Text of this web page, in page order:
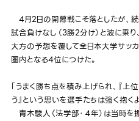
4月2日の開幕戦こそ落としたが、
試合負けなし（3勝2分け）と波に乗
大方の予想を覆して全日本大学サッ
圏内となる4位につけた。
「うまく勝ち点を積み上げられ、『上
う』という思いを選手たちは強く抱く
青木駿人（法学部・４年）は当時を